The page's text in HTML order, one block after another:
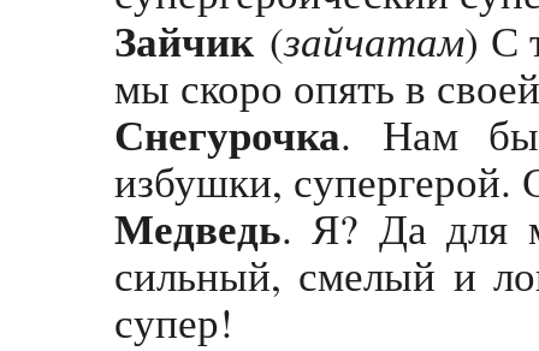
Зайчик(зайчатам) С
мы скоро опять в
Снегурочка. Нам бы
избушки,
Медведь. Я? Да для
сильный, смелый и
супер!